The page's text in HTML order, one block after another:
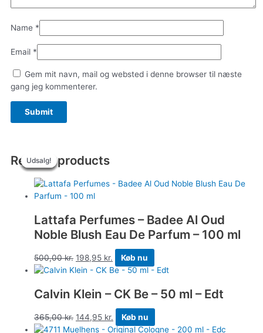
Name *
Email *
Gem mit navn, mail og websted i denne browser til næste
gang jeg kommenterer.
Related products
Udsalg!
Lattafa Perfumes – Badee Al Oud
Noble Blush Eau De Parfum – 100 ml
500,00kr. 198,95 kr.
Udsalg!
Køb nu
Udsalg!
Calvin Klein – CK Be – 50 ml – Edt
365,00kr. 144,95 kr.
Udsalg!
Køb nu
Udsalg!
Udsalg!